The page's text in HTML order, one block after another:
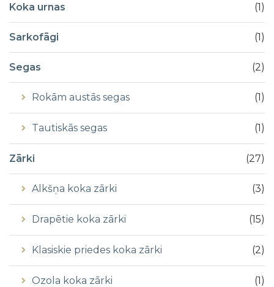
(1)
Koka urnas
(1)
Sarkofāgi
(2)
Segas
(1)
Rokām austās segas
(1)
Tautiskās segas
(27)
Zārki
(3)
Alkšņa koka zārki
(15)
Drapētie koka zārki
(2)
Klasiskie priedes koka zārki
(1)
Ozola koka zārki